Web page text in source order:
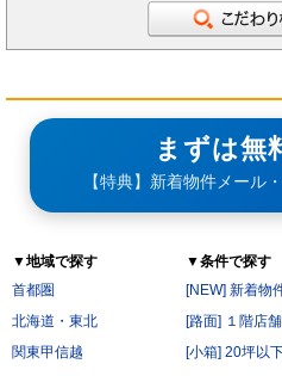
開示された後、被開示者の責めによらず
被開示者が第三者より正当に得た情報
開示された情報と無関係に、被開示者が
次の各号のいずれかに該当する場合には、当社が
サービス提供用のシステムの保守または工事
火災・停電などによりサービスの提供ができ
地震、噴火、洪水、津波などの天災、若しく
サービスの提供ができないと当社が判断した
した場合
第7条（禁止行為）
会員は以下の各号に該当する行為をおこなっ
他の会員に成りすまし、本サービスを利
二重に会員登録する行為
当社および他の会員に不利益を与える行為
本規約および法令に違反する行為
まずは無
【特典】新着物件メール
▼地域で探す
首都圏
北海道・東北
関東甲信越
▼条件で探す
[NEW] 新着物
[路面] １階店舗
[小箱] 20坪以